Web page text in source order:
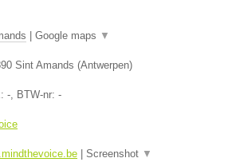
| Google maps ▼
Sint Amands (Antwerpen)
- , BTW-nr: -
| Screenshot ▼